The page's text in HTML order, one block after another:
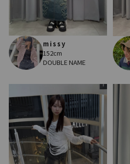
missy
152cm
DOUBLE NAME